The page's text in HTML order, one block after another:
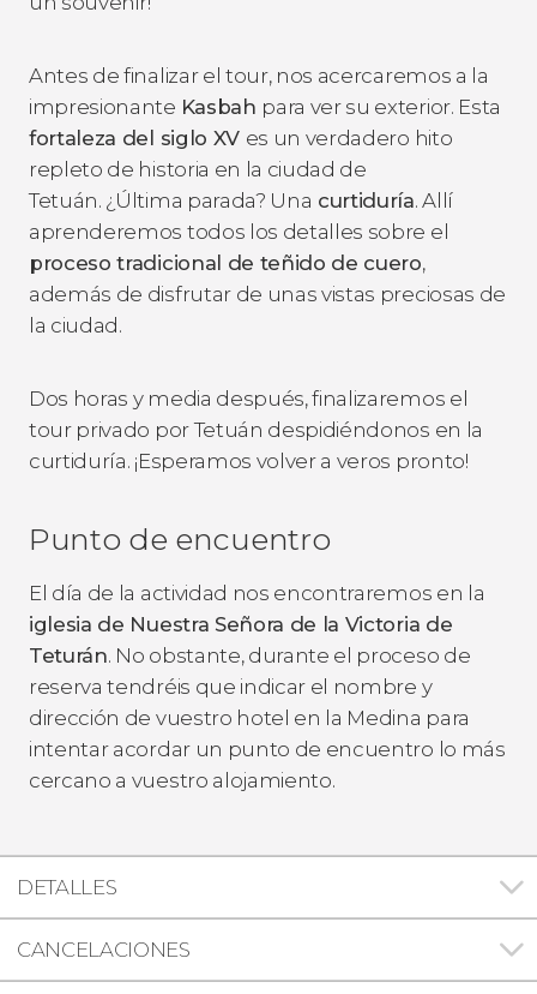
Antes de finalizar el tour, nos acercaremos a la
impresionante Kasbah para ver su exterior. Esta
fortaleza del siglo XV es un verdadero hito
repleto de historia en la ciudad de
Tetuán. ¿Última parada? Una curtiduría. Allí
aprenderemos todos los detalles sobre el
proceso tradicional de teñido de cuero,
además de disfrutar de unas vistas preciosas de
la ciudad.
Dos horas y media después, finalizaremos el
tour privado por Tetuán despidiéndonos en la
curtiduría. ¡Esperamos volver a veros pronto!
Punto de encuentro
El día de la actividad nos encontraremos en la
iglesia de Nuestra Señora de la Victoria de
Teturán. No obstante, durante el proceso de
reserva tendréis que indicar el nombre y
dirección de vuestro hotel en la Medina para
intentar acordar un punto de encuentro lo más
cercano a vuestro alojamiento.
DETALLES
CANCELACIONES